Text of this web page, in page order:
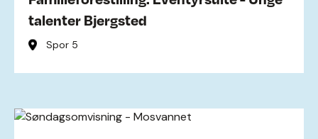
talenter Bjergsted
Spor 5